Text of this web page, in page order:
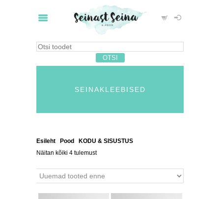
SEINAKLEEBISED
Esileht Pood KODU & SISUSTUS
Näitan kõiki 4 tulemust